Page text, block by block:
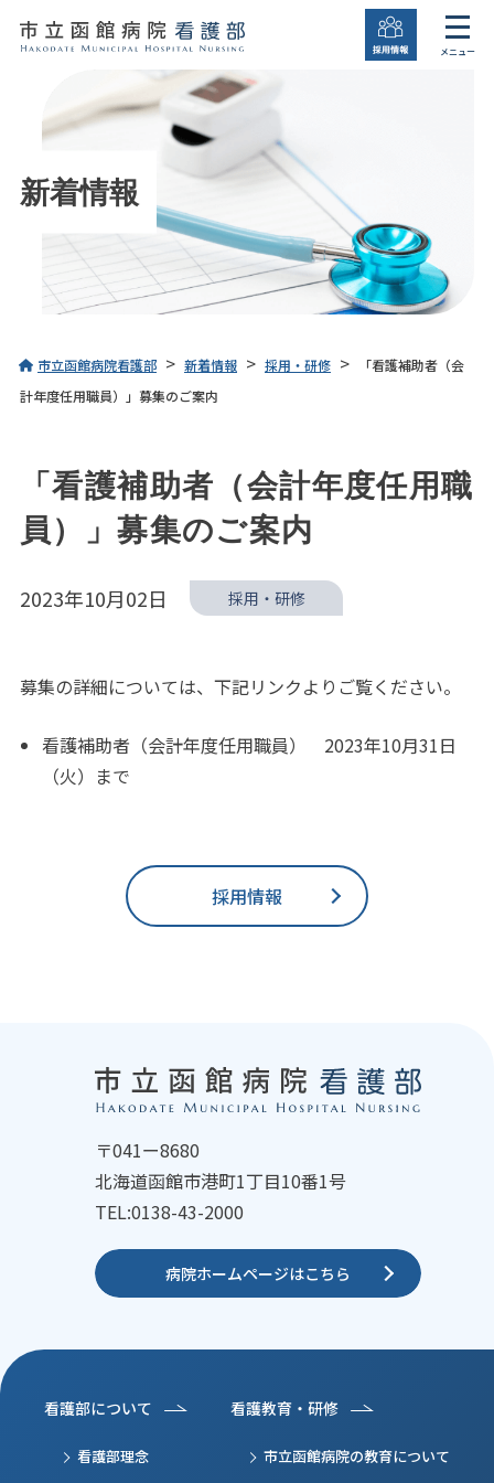
メニュー
新着情報
市立函館病院看護部 > 新着情報 > 採用・研修 >
「看護補助者（会
計年度任用職員）」募集のご案内
「看護補助者（会計年度任用職
員）」募集のご案内
2023年10月02日 採用・研修
募集の詳細については、下記リンクよりご覧ください。
看護補助者（会計年度任用職員） 2023年10月31日
（火）まで
採用情報
〒041ー8680
北海道函館市港町1丁目10番1号
TEL:0138-43-2000
病院ホームページはこちら
看護部について
看護部理念
看護教育・研修
市立函館病院の教育について